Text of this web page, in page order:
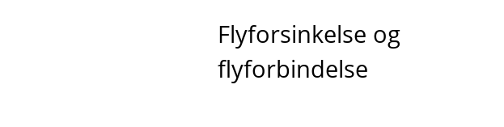
Flyforsinkelse og
flyforbindelse